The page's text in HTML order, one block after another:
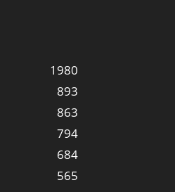
1980
893
863
794
684
565